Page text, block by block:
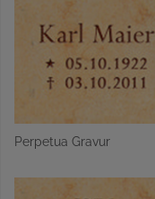
Perpetua Gravur